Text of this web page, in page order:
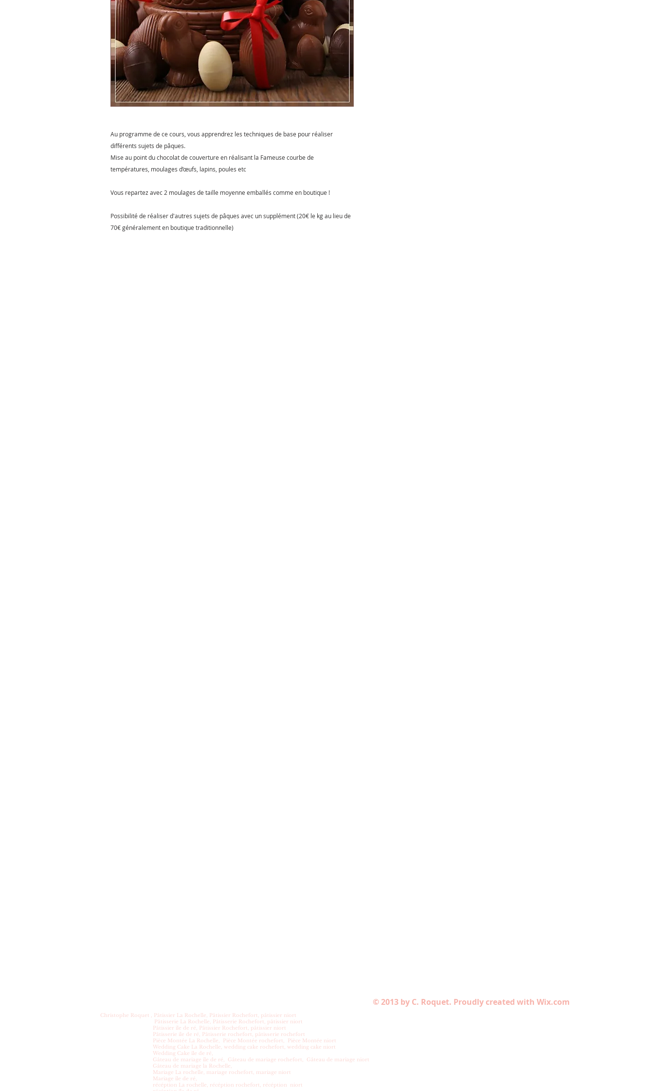
Au programme de ce cours, vous apprendrez les techniques de base pour réaliser
différents sujets de pâques.
Mise au point du chocolat de couverture en réalisant la Fameuse courbe de
températures, moulages d’œufs, lapins, poules etc
Vous repartez avec 2 moulages de taille moyenne emballés comme en boutique !
Possibilité de réaliser d'autres sujets de pâques avec un supplément (20€ le kg au lieu de
70€ généralement en boutique traditionnelle)
© 2013 by C. Roquet. Proudly created with Wix.com
Christophe Roquet , Pâtissier La Rochelle, Pâtissier Rochefort, pâtissier niort
Pâtisserie La Rochelle, Pâtisserie Rochefort, pâtissier niort
Pâtissier île de ré, Pâtissier Rochefort, pâtissier niort
Pâtisserie ile de ré, Pâtisserie rochefort, pâtisserie rochefort
Pièce Montée La Rochelle, Pièce Montée rochefort, Pièce Montée niort
Wedding Cake La Rochelle, wedding cake rochefort, wedding cake niort
Wedding Cake île de ré,
Gâteau de mariage île de ré, Gâteau de mariage rochefort, Gâteau de mariage niort
Gâteau de mariage la Rochelle,
Mariage La rochelle, mariage rochefort, mariage niort
Mariage île de ré,
récéption La rochelle, récéption rochefort, récéption niort